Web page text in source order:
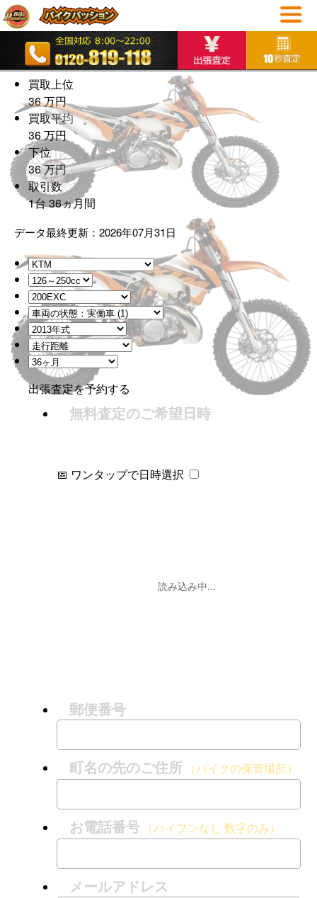
200EXC 2013年式の買取相場
買取上位
36万円
買取平均
36万円
下位
36万円
取引数
1台36ヵ月間
データ最終更新：2026年07月31日
出張査定を予約する
無料査定のご希望日時
📅 ワンタップで日時選択
読み込み中...
郵便番号
町名の先のご住所 （バイクの保管場所）
お電話番号 （ハイフンなし 数字のみ）
メールアドレス